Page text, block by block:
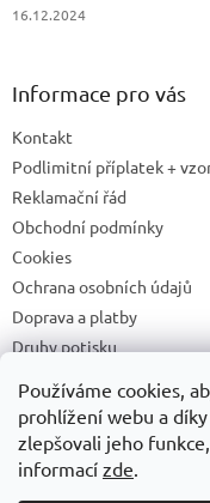
Používáme cookies,
prohlížení webu a
zlepšovali jeho
informací zde.
16.12.2024
Informace pro vás
Kontakt
Podlimitní příplatek +
Reklamační řád
Obchodní podmínky
Cookies
Ochrana osobních údajů
Doprava a platby
Druhy potisku
Recyklační příspěvky a